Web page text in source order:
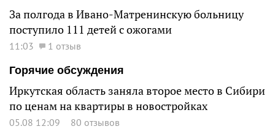
За полгода в Ивано-Матренинскую больницу
поступило 111 детей с ожогами
11:03
1 отзыв
Горячие обсуждения
Иркутская область заняла второе место в Сибири
по ценам на квартиры в новостройках
05.08 12:09 80 отзывов